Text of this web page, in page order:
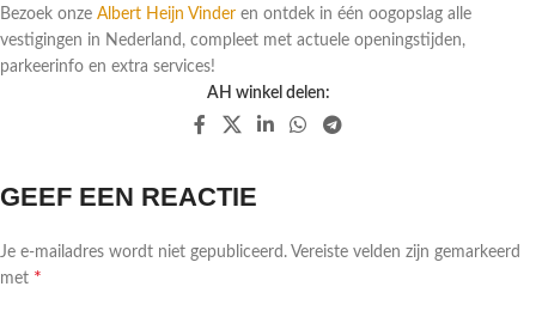
Bezoek onze Albert Heijn Vinder en ontdek in één oogopslag alle
vestigingen in Nederland, compleet met actuele openingstijden,
parkeerinfo en extra services!
AH winkel delen:
GEEF EEN REACTIE
Je e-mailadres wordt niet gepubliceerd. Vereiste velden zijn gemarkeerd
met *